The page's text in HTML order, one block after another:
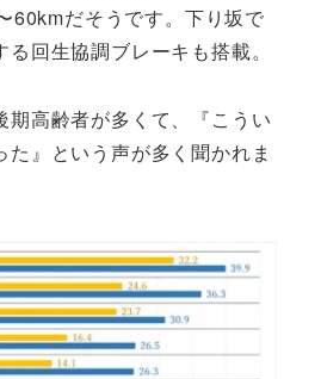
60kmだそうです。下り坂で
回生協調ブレーキも搭載。
期高齢者が多くて、『こうい
た』という声が多く聞かれま